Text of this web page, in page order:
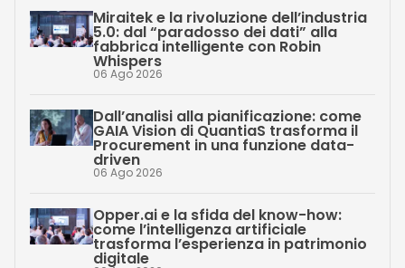
Miraitek e la rivoluzione dell’industria
5.0: dal “paradosso dei dati” alla
fabbrica intelligente con Robin
Whispers
06 Ago 2026
Dall’analisi alla pianificazione: come
GAIA Vision di QuantiaS trasforma il
Procurement in una funzione data-
driven
06 Ago 2026
Opper.ai e la sfida del know-how:
come l’intelligenza artificiale
trasforma l’esperienza in patrimonio
digitale